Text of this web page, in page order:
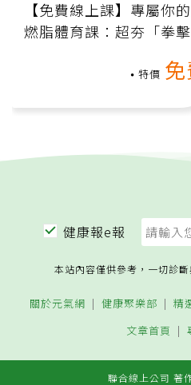
【免費線上課】專屬你
燃脂體育課：超夯「拳
特價
健康報e報
本站內容僅供參考，一切診
關於元氣網 健康聚樂部 精
文章首頁
聯合線上公司 著